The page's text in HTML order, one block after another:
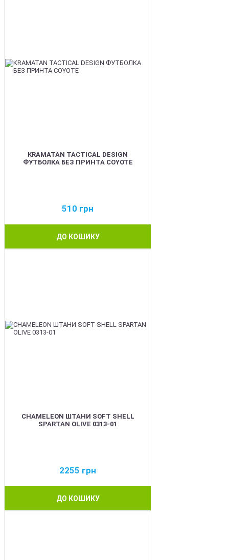
KRAMATAN TACTICAL DESIGN
ФУТБОЛКА БЕЗ ПРИНТА COYOTE
510 грн
ДО КОШИКУ
CHAMELEON ШТАНИ SOFT SHELL
SPARTAN OLIVE 0313-01
2255 грн
ДО КОШИКУ